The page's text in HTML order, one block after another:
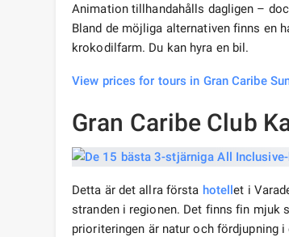
Animation tillhandahålls dagligen –
Bland de möjliga alternativen finns en
krokodilfarm. Du kan hyra en bil.
View prices for tours in Gran Caribe
Gran Caribe Club
Detta är det allra första hotellet i
stranden i regionen. Det finns fin mjuk
prioriteringen är natur och fördjupning